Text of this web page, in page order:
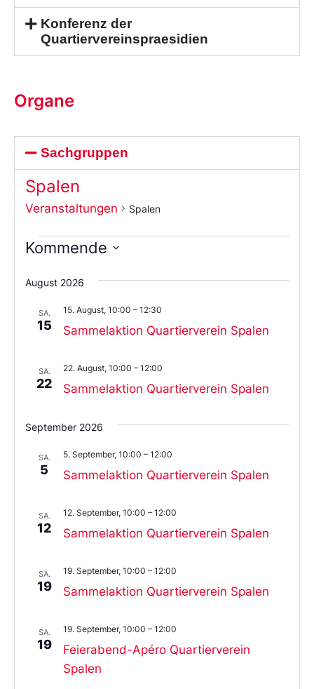
Konferenz der
Quartiervereinspraesidien
Organe
Sachgruppen
Spalen
Veranstaltungen Spalen
Kommende
Sie
das
aus.
August 2026
SA.
15 Sammelaktion Quartierverein Spalen
15. August, 10:00 – 12:30
SA.
22 Sammelaktion Quartierverein Spalen
22. August, 10:00 – 12:00
September 2026
SA.
5 Sammelaktion Quartierverein Spalen
5. September, 10:00 – 12:00
SA.
12 Sammelaktion Quartierverein Spalen
12. September, 10:00 – 12:00
SA.
19 Sammelaktion Quartierverein Spalen
19. September, 10:00 – 12:00
SA.
19
Feierabend-Apéro Quartierverein
Spalen
19. September, 10:00 – 12:00